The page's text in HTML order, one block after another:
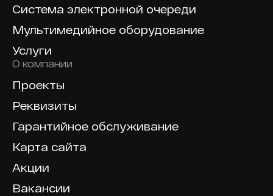
Система электронной очереди
Мультимедийное оборудование
Услуги
О компании
Проекты
Реквизиты
Гарантийное обслуживание
Карта сайта
Акции
Вакансии